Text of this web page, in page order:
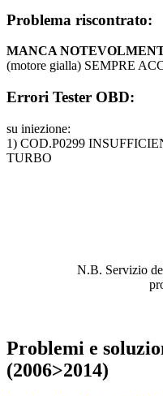
Problema riscontrato:
MANCA
(motore gialla) SEMPRE
Errori Tester OBD:
su iniezione:
1) COD.P0299
TURBO
N.B. Servizio
Problemi e
(2006>2014)